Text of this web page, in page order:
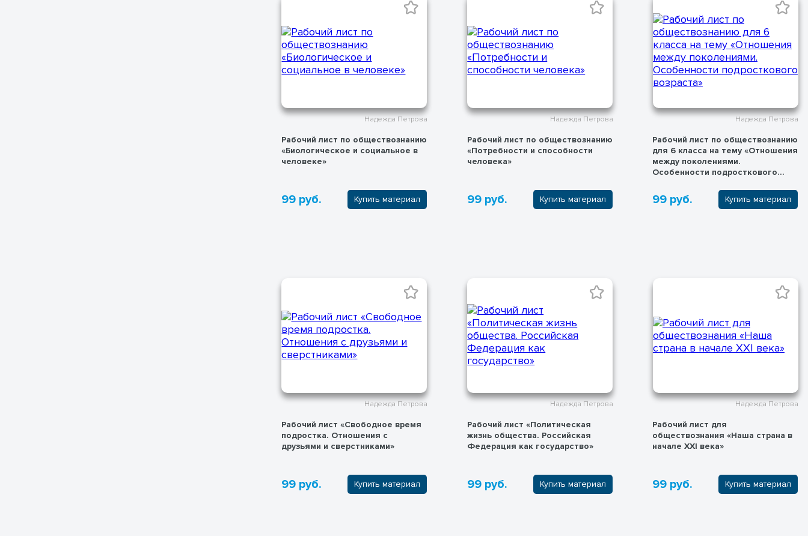
Надежда Петрова
Рабочий лист по обществознанию
«Биологическое и социальное в
человеке»
99 руб. Купить материал
Надежда Петрова
Рабочий лист по обществознанию
«Потребности и способности
человека»
99 руб. Купить материал
Надежда Петрова
Рабочий лист по обществознанию
для 6 класса на тему «Отношения
между поколениями.
Особенности подросткового
99 руб. Купить материал
Надежда Петрова
Рабочий лист «Свободное время
подростка. Отношения с
друзьями и сверстниками»
99 руб. Купить материал
Надежда Петрова
Рабочий лист «Политическая
жизнь общества. Российская
Федерация как государство»
99 руб. Купить материал
Надежда Петрова
Рабочий лист для
обществознания «Наша страна в
начале XXI века»
99 руб. Купить материал